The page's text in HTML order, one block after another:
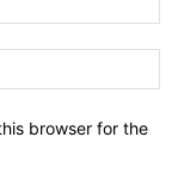
browser for the